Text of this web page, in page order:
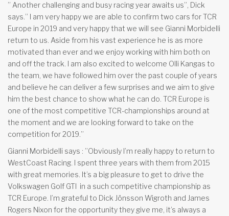
” Another challenging and busy racing year awaits us”, Dick
says.” I am very happy we are able to confirm two cars for TCR
Europe in 2019 and very happy that we will see Gianni Morbidelli
return to us. Aside from his vast experience he is as more
motivated than ever and we enjoy working with him both on
and off the track. I am also excited to welcome Olli Kangas to
the team, we have followed him over the past couple of years
and believe he can deliver a few surprises and we aim to give
him the best chance to show what he can do. TCR Europe is
one of the most competitive TCR-championships around at
the moment and we are looking forward to take on the
competition for 2019.”
Gianni Morbidelli says : ”Obviously I’m really happy to return to
WestCoast Racing. I spent three years with them from 2015
with great memories. It’s a big pleasure to get to drive the
Volkswagen Golf GTI in a such competitive championship as
TCR Europe. I’m grateful to Dick Jönsson Wigroth and James
Rogers Nixon for the opportunity they give me, it’s always a